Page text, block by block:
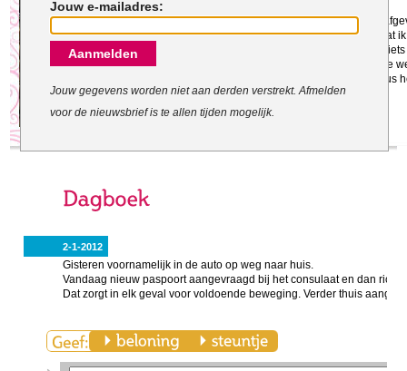
Voorjaar/zomer 2011 ben ik 15 kilo
actiever. Waar ik op moet letten, is dat
veel maar in de winter doe ik bijna
week ben ik niet thuis maar volgende
uur op de fiets. Ik heb dan nog vrij dus
2-1-2012
Gisteren voornamelijk in de auto op weg naar huis.
Vandaag nieuw paspoort aangevraagd bij het consulaat en dan
Dat zorgt in elk geval voor voldoende beweging. Verder thuis
Inloggen
Contact- en adresgegevens
Levertijd, retourneren, ruilen
Algemene voorwaarden
Jouw e-mailadres:
Aanmelden
Jouw gegevens worden niet aan derden verstrekt. Afmelden
voor de nieuwsbrief is te allen tijden mogelijk.